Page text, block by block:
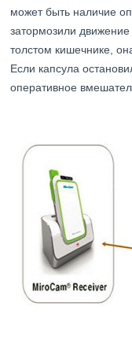
может быть наличие
затормозили
толстом кишечнике,
Если капсула
оперативное